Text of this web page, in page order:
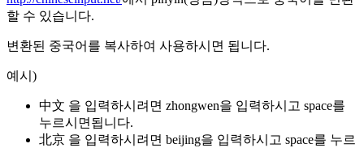
할 수 있습니다.
변환된 중국어를 복사하여 사용하시면 됩니다.
예시)
中文 을 입력하시려면 zhongwen을 입력하시고 space를
누르시면됩니다.
北京 을 입력하시려면 beijing을 입력하시고 space를 누르